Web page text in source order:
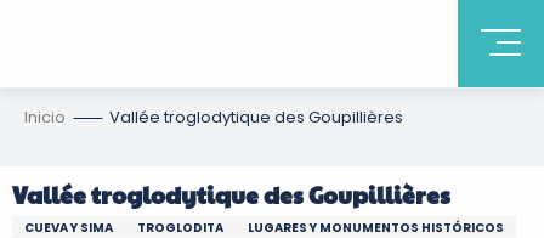
Inicio Vallée troglodytique des Goupillières
Vallée troglodytique des Goupillières
CUEVA Y SIMA TROGLODITA LUGARES Y MONUMENTOS HISTÓRICOS